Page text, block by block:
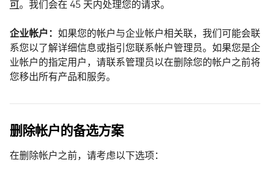
可。我们会在 45 天内处理您的请求。
企业帐户： 如果您的帐户与企业帐户相关联，我们可能会联
系您以了解详细信息或指引您联系帐户管理员。如果您是企
业帐户的指定用户，请联系管理员以在删除您的帐户之前将
您移出所有产品和服务。
删除帐户的备选方案
在删除帐户之前，请考虑以下选项：